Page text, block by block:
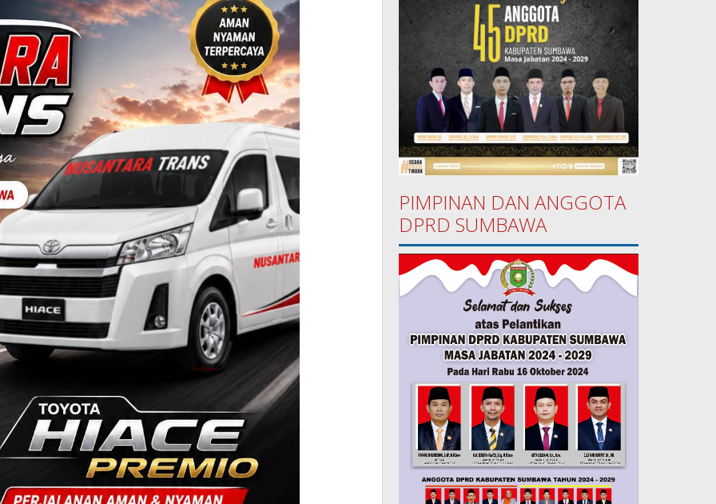
PIMPINAN DAN ANGGOTA
DPRD SUMBAWA